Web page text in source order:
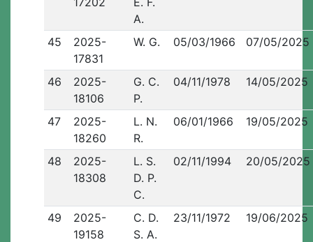
A.
45
2025-
17831
W. G. 05/03/1966 07/05/2025
46
2025-
18106
G. C.
P.
04/11/1978 14/05/2025
47
2025-
18260
L. N.
R.
06/01/1966 19/05/2025
48
2025-
18308
L. S.
D. P.
C.
02/11/1994 20/05/2025
49
2025-
19158
C. D.
S. A.
23/11/1972 19/06/2025